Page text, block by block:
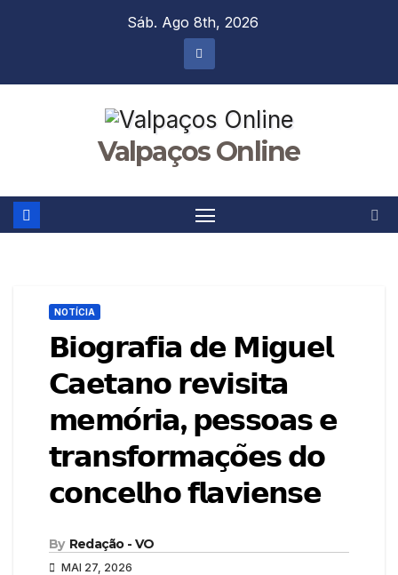
Sáb. Ago 8th, 2026
Valpaços Online
NOTÍCIA
𝗕𝗶𝗼𝗴𝗿𝗮𝗳𝗶𝗮 𝗱𝗲 𝗠𝗶𝗴𝘂𝗲𝗹
𝗖𝗮𝗲𝘁𝗮𝗻𝗼 𝗿𝗲𝘃𝗶𝘀𝗶𝘁𝗮
𝗺𝗲𝗺𝗼́𝗿𝗶𝗮, 𝗽𝗲𝘀𝘀𝗼𝗮𝘀 𝗲
𝘁𝗿𝗮𝗻𝘀𝗳𝗼𝗿𝗺𝗮𝗰̧𝗼̃𝗲𝘀 𝗱𝗼
𝗰𝗼𝗻𝗰𝗲𝗹𝗵𝗼 𝗳𝗹𝗮𝘃𝗶𝗲𝗻𝘀𝗲
By Redação - VO
MAI 27, 2026